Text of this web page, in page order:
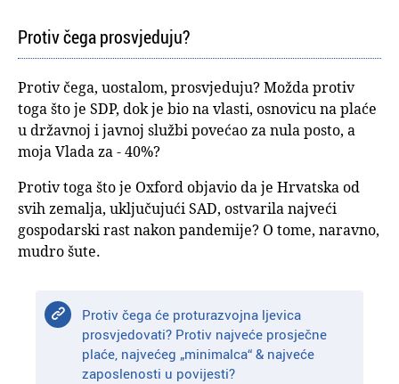
Protiv čega prosvjeduju?
Protiv čega, uostalom, prosvjeduju? Možda protiv
toga što je SDP, dok je bio na vlasti, osnovicu na plaće
u državnoj i javnoj službi povećao za nula posto, a
moja Vlada za - 40%?
Protiv toga što je Oxford objavio da je Hrvatska od
svih zemalja, uključujući SAD, ostvarila najveći
gospodarski rast nakon pandemije? O tome, naravno,
mudro šute.
Protiv čega će proturazvojna ljevica
prosvjedovati? Protiv najveće prosječne
plaće, najvećeg „minimalca“ & najveće
zaposlenosti u povijesti?